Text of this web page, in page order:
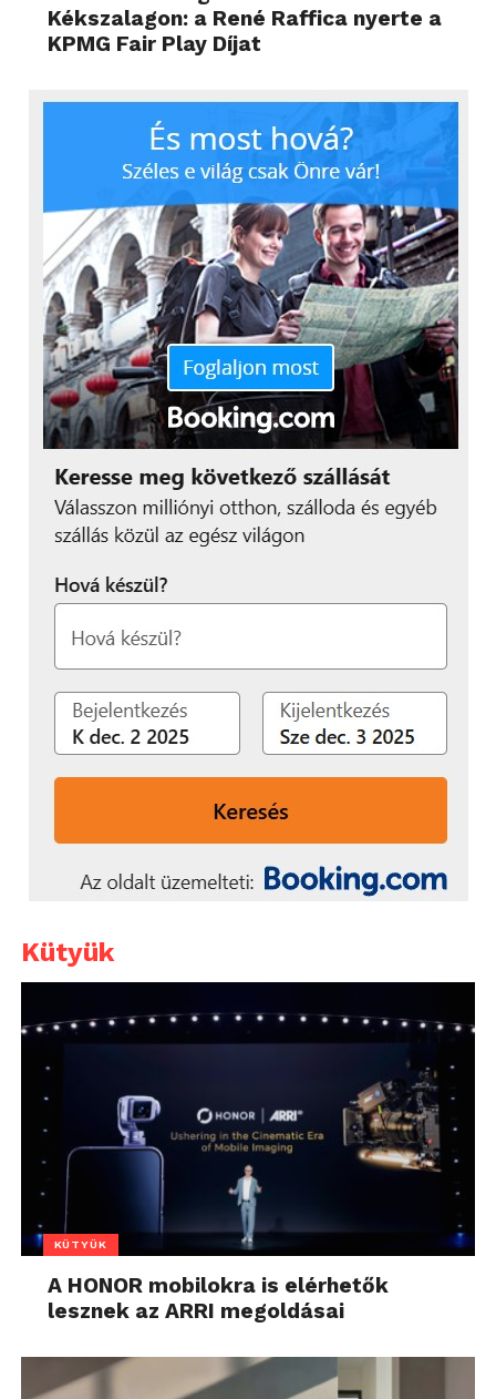
Kékszalagon: a René Raffica nyerte a
KPMG Fair Play Díjat
Kütyük
KÜTYÜK
A HONOR mobilokra is elérhetők
lesznek az ARRI megoldásai